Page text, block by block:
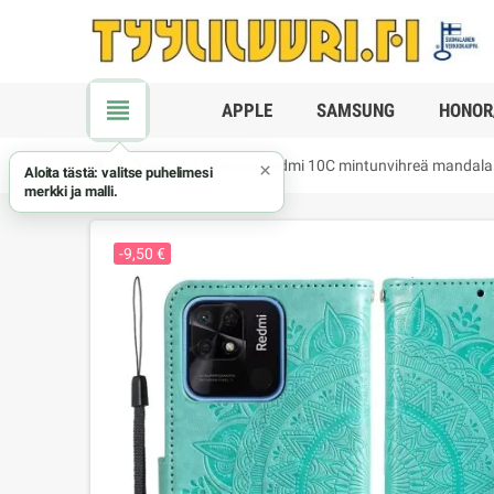
view_headline APPLE SAMSUNG
chevron_right Xiaomi Xiaomi Redmi 10C mintunvihreä
-9,50 €
Aloita tästä: valitse puhelimesi
merkki ja malli.
×